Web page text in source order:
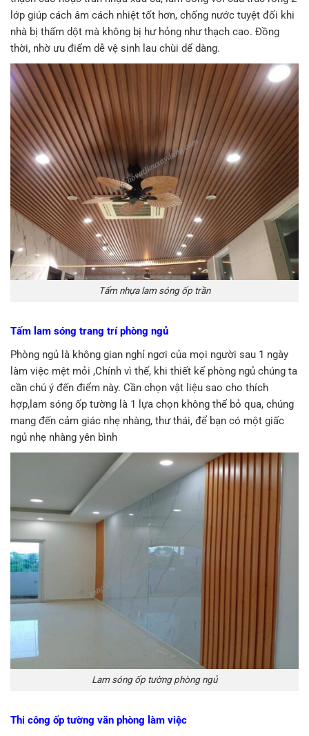
lớp giúp cách âm cách nhiệt tốt hơn, chống nước tuyệt đối khi
nhà bị thấm dột mà không bị hư hỏng như thạch cao. Đồng
thời, nhờ ưu điểm dễ vệ sinh lau chùi dể dàng.
Tấm nhựa lam sóng ốp trần
Tấm lam sóng trang trí phòng ngủ
Phòng ngủ là không gian nghỉ ngơi của mọi người sau 1 ngày
làm việc mệt mỏi ,Chính vì thế, khi thiết kế phòng ngủ chúng ta
cần chú ý đến điểm này. Cần chọn vật liệu sao cho thích
hợp,lam sóng ốp tường là 1 lựa chọn không thể bỏ qua, chúng
mang đến cảm giác nhẹ nhàng, thư thái, để bạn có một giấc
ngủ nhẹ nhàng yên bình
Lam sóng ốp tường phòng ngủ
Thi công ốp tường văn phòng làm việc